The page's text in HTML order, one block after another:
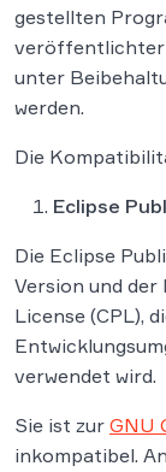
gestellten
veröffentlichter
unter
werden.
Die
Eclipse
Die Eclipse
Version und
License (CPL),
verwendet wird.
Sie ist zur GNU
inkompatibel.